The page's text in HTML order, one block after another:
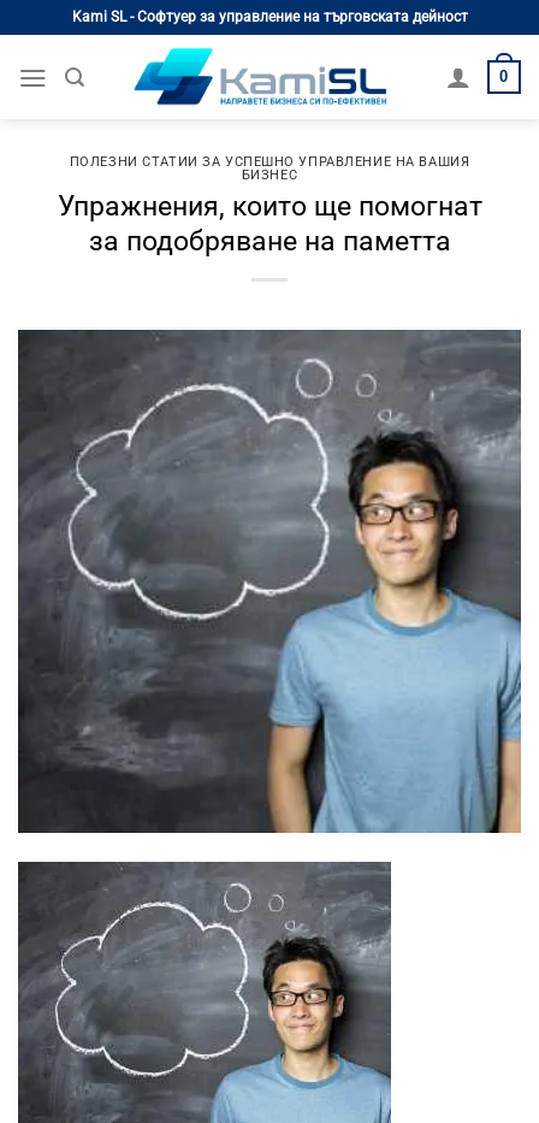
content
Kami SL - Софтуер за управление на търговската дейност
0
ПОЛЕЗНИ СТАТИИ ЗА УСПЕШНО УПРАВЛЕНИЕ НА ВАШИЯ
БИЗНЕС
Упражнения, които ще помогнат
за подобряване на паметта